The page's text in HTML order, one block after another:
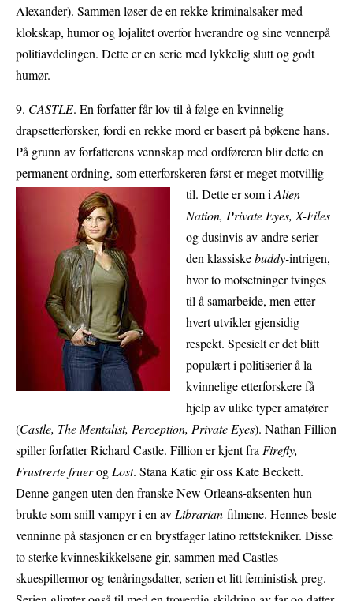
Alexander). Sammen løser de en rekke kriminalsaker med
klokskap, humor og lojalitet overfor hverandre og sine vennerpå
politiavdelingen. Dette er en serie med lykkelig slutt og godt
humør.
9. CASTLE. En forfatter får lov til å følge en kvinnelig
drapsetterforsker, fordi en rekke mord er basert på bøkene hans.
På grunn av forfatterens vennskap med ordføreren blir dette en
permanent ordning, som etterforskeren først er meget motvillig
til. Dette er som i Alien
Nation, Private Eyes, X-Files
og dusinvis av andre serier
den klassiskebuddy-intrigen,
hvor to motsetninger tvinges
til å samarbeide, men etter
hvert utvikler gjensidig
respekt. Spesielt er det blitt
populært i politiserier å la
kvinnelige etterforskere få
hjelp av ulike typer amatører
(Castle, The Mentalist, Perception, Private Eyes). Nathan Fillion
spiller forfatter Richard Castle. Fillion er kjent fra Firefly,
Frustrerte fruerog Lost. Stana Katic gir oss Kate Beckett.
Denne gangen uten den franske New Orleans-aksenten hun
brukte som snill vampyr i en av Librarian-filmene. Hennes beste
venninne på stasjonen er en brystfager latino rettstekniker. Disse
to sterke kvinneskikkelsene gir, sammen med Castles
skuespillermor og tenåringsdatter, serien et litt feministisk preg.